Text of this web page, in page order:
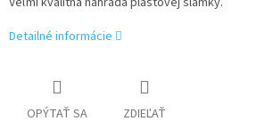
Detailné informácie
OPÝTAŤ SA ZDIEĽAŤ